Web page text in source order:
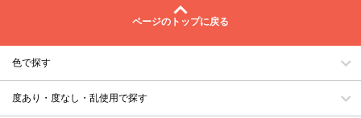
ページのトップに戻る
色で探す
度あり・度なし・乱使用で探す